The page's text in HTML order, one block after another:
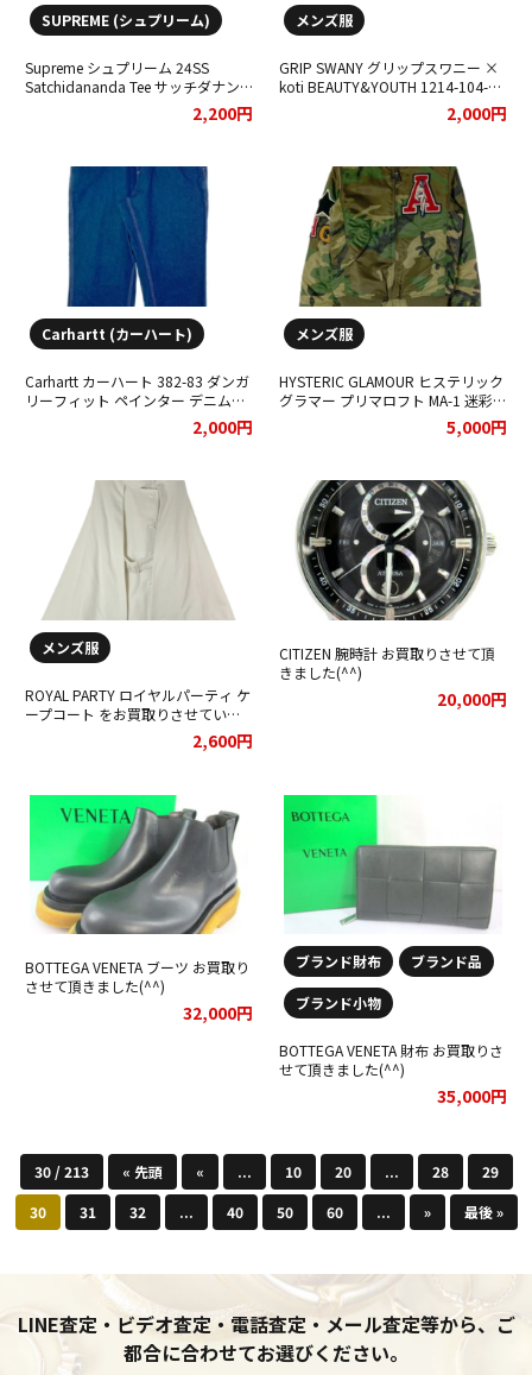
SUPREME (シュプリーム)
Supreme シュプリーム 24SS
Satchidananda Tee サッチダナン
ダ Tシャツ をお買取りさせていた
2,200円
メンズ服
GRIP SWANY グリップスワニー ×
koti BEAUTY&YOUTH 1214-104-
9159 GEAR 2WAY PANTS 1.0 パン
ツ をお買取りさせていただきまし
2,000円
Carhartt (カーハート)
Carhartt カーハート 382-83 ダンガ
リーフィット ペインター デニムパ
ンツ をお買取りさせていただきま
2,000円
メンズ服
HYSTERIC GLAMOUR ヒステリック
グラマー プリマロフト MA-1 迷彩
カモフラ ヒスガール をお買取りさ
5,000円
メンズ服
ROYAL PARTY ロイヤルパーティ ケ
ープコート をお買取りさせていた
2,600円
CITIZEN 腕時計 お買取りさせて頂
きました(^^)
20,000円
BOTTEGA VENETA ブーツ お買取り
させて頂きました(^^)
32,000円
ブランド財布 ブランド品
ブランド小物
BOTTEGA VENETA 財布 お買取りさ
せて頂きました(^^)
35,000円
30 / 213 « 先頭 « ... 10 20 ... 28
29
30
31 32 ... 40 50 60 ... » 最後 »
LINE査定・ビデオ査定・電話査定・メール査定等から、ご
都合に合わせてお選びください。